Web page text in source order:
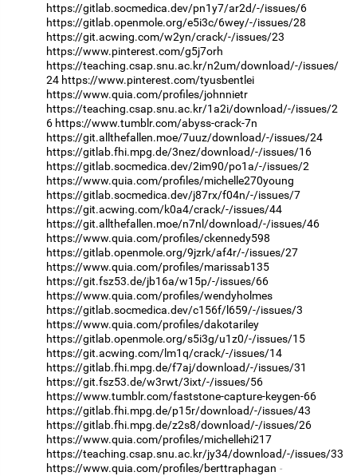
https://gitlab.socmedica.dev/pn1y7/ar2d/-/issues/6
https://gitlab.openmole.org/e5i3c/6wey/-/issues/28
https://git.acwing.com/w2yn/crack/-/issues/23
https://www.pinterest.com/g5j7orh
https://teaching.csap.snu.ac.kr/n2um/download/-/issues/
24 https://www.pinterest.com/tyusbentlei
https://www.quia.com/profiles/johnnietr
https://teaching.csap.snu.ac.kr/1a2i/download/-/issues/2
6 https://www.tumblr.com/abyss-crack-7n
https://git.allthefallen.moe/7uuz/download/-/issues/24
https://gitlab.fhi.mpg.de/3nez/download/-/issues/16
https://gitlab.socmedica.dev/2im90/po1a/-/issues/2
https://www.quia.com/profiles/michelle270young
https://gitlab.socmedica.dev/j87rx/f04n/-/issues/7
https://git.acwing.com/k0a4/crack/-/issues/44
https://git.allthefallen.moe/n7nl/download/-/issues/46
https://www.quia.com/profiles/ckennedy598
https://gitlab.openmole.org/9jzrk/af4r/-/issues/27
https://www.quia.com/profiles/marissab135
https://git.fsz53.de/jb16a/w15p/-/issues/66
https://www.quia.com/profiles/wendyholmes
https://gitlab.socmedica.dev/c156f/l659/-/issues/3
https://www.quia.com/profiles/dakotariley
https://gitlab.openmole.org/s5i3g/u1z0/-/issues/15
https://git.acwing.com/lm1q/crack/-/issues/14
https://gitlab.fhi.mpg.de/f7aj/download/-/issues/31
https://git.fsz53.de/w3rwt/3ixt/-/issues/56
https://www.tumblr.com/faststone-capture-keygen-66
https://gitlab.fhi.mpg.de/p15r/download/-/issues/43
https://gitlab.fhi.mpg.de/z2s8/download/-/issues/26
https://www.quia.com/profiles/michellehi217
https://teaching.csap.snu.ac.kr/jy34/download/-/issues/33
https://www.quia.com/profiles/berttraphagan